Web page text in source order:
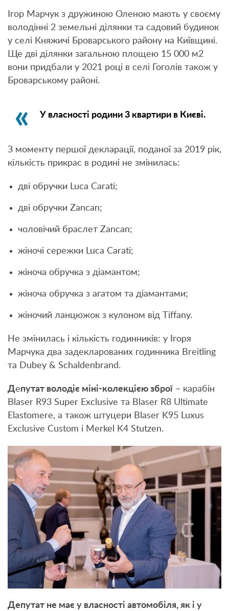
Ігор Марчук з дружиною Оленою мають у своєму
володінні 2 земельні ділянки та садовий будинок
у селі Княжичі Броварського району на Київщині.
Ще дві ділянки загальною площею 15 000 м2
вони придбали у 2021 році в селі Гоголів також у
Броварському районі.
У власності родини 3 квартири в Києві.
З моменту першої декларації, поданої за 2019 рік,
кількість прикрас в родині не змінилась:
дві обручки Luca Carati;
дві обручки Zancan;
чоловічий браслет Zancan;
жіночі сережки Luca Carati;
жіноча обручка з діамантом;
жіноча обручка з агатом та діамантами;
жіночий ланцюжок з кулоном від Tiffany.
Не змінилась і кількість годинників: у Ігоря
Марчука два задекларованих годинника Breitling
та Dubey & Schaldenbrand.
Депутат володіє міні-колекцією зброї – карабін
Blaser R93 Super Exclusive та Blaser R8 Ultimate
Elastomere, а також штуцери Blaser K95 Luxus
Exclusive Custom і Merkel K4 Stutzen.
Депутат не має у власності автомобіля, як і у